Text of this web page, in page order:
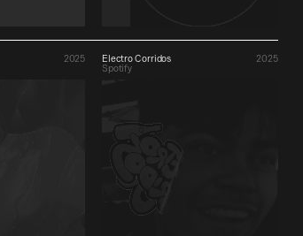
2025
Electro Corridos
2025
Spotify